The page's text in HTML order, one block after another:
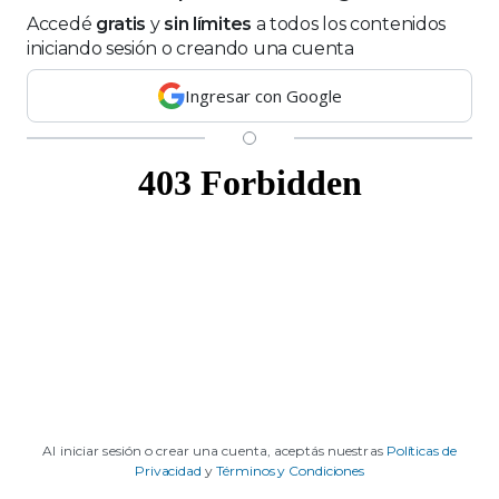
Argentina y los mitos que
todavía hacen sufrir a estos
animales: "Mientras me
descalificaban, yo seguí
haciendo currículum"
Escala el conflicto por el IPCVA:
frigoríficos de tres provincias
respaldaron el aporte
obligatorio
para el campo: Senasa fijó un
plazo de 90 días
Accedé gratis y sin límites a todos los contenidos
iniciando sesión o creando una cuenta
Ingresar con Google
Al iniciar sesión o crear una cuenta, aceptás nuestras Políticas de
Privacidad yTérminos y Condiciones